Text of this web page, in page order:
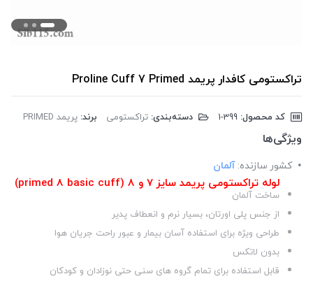
تراکستومی کافدار پریمد Proline Cuff 7 Primed
کد محصول: دسته‌بندی: تراکستومی برند: پریمد PRIMED
ویژگی‌ها
کشور سازنده: آلمان
لوله تراکستومی پریمد سایز 7 و 8 (primed 8 basic cuff)
ساخت آلمان
از جنس پلی اورتان، بسیار نرم و انعطاف پدیر
طراحی ویژه برای استفاده آسان بیمار و عبور راحت جریان هوا
بدون لاتکس
قابل استفاده برای تمام گروه های سنی حتی نوزادان و کودکان